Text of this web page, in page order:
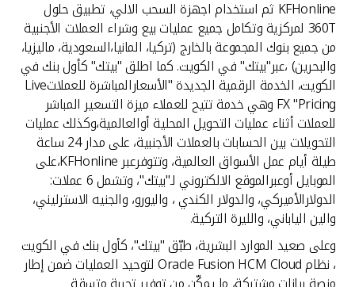
KFHonline ثم استخدام اجهزة السحب الالي، تطبيق حلول
360T لمركزية وتكامل جميع عمليات بيع وشراء العملات الأجنبية
من جميع بنوك المجموعة بالخارج (تركيا، المانيا،السعودية، ماليزيا،
والبحرين) ،عبر"بيتك" في الكويت. كما اطلق "بيتك" كأول بنك في
الكويت، الخدمة الرقمية الجديدة "الأسعارالمباشرة للعملاتLive
FX "Pricing وهي خدمة تتيح للعملاء ميزة التسعير المباشر
للعملات أثناء عمليات التحويل المحلية أوالعالمية،وكذلك عمليات
التحويلات بين الحسابات بالعملات الأجنبية، على مدار 24 ساعة
طيلة أيام عمل الأسواق العالمية، وتتوفرعبر KFHonline،على
الموبايل أوعبرالموقع الالكتروني لـ"بيتك"، وتشمل 6 عملات:
الدولارالأميركي، والدولار الكندي ، واليورو، والجنيه الاسترليني،
والين الياباني، والليرة التركية.
وعلى صعيد الموارد البشرية، طبّق "بيتك"، كأول بنك في الكويت
، نظام Oracle Fusion HCM Cloud لتوحيد العمليات ضمن إطار